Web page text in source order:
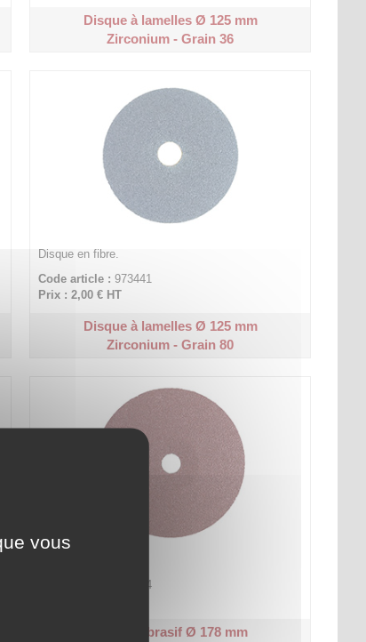
Disque à lamelles Ø 125 mm
Zirconium - Grain 36
Disque en fibre.
Code article : 973441
Prix : 2,00 € HT
Disque à lamelles Ø 125 mm
Zirconium - Grain 80
973424
Disque abrasif Ø 178 mm
vous